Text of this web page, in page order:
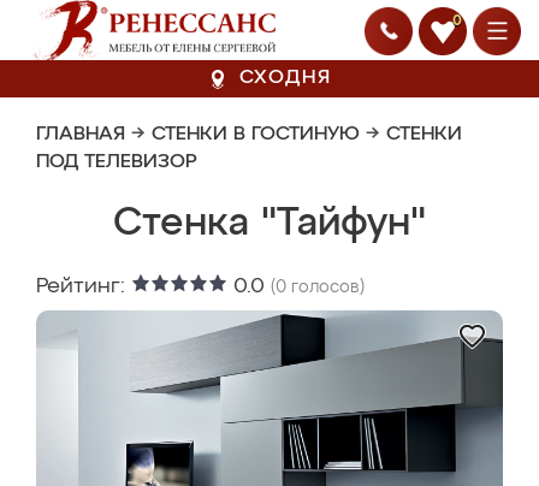
0
СХОДНЯ
ГЛАВНАЯ → СТЕНКИ В ГОСТИНУЮ → СТЕНКИ
ПОД ТЕЛЕВИЗОР
Стенка "Тайфун"
Рейтинг: 0.0 (0 голосов)